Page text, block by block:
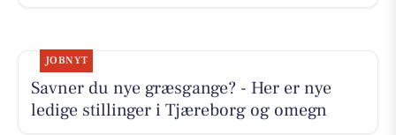
JOBNYT
Savner du nye græsgange? - Her er nye
ledige stillinger i Tjæreborg og omegn